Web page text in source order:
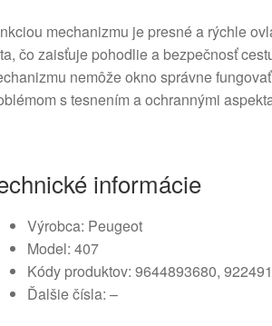
mechanizmu je presné a rýchle
čo zaisťuje pohodlie a bezpečnosť
nemôže okno správne
s tesnením a ochrannými
informácie
Výrobca: Peugeot
Model: 407
Kódy produktov: 9644893680, 922491
Ďalšie čísla: –